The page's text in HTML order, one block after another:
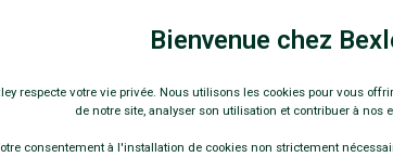
Bienvenue chez
respecte votre vie privée. Nous utilisons les cookies pour vous
de notre site, analyser son utilisation et contribuer à nos
consentement à l'installation de cookies non strictement